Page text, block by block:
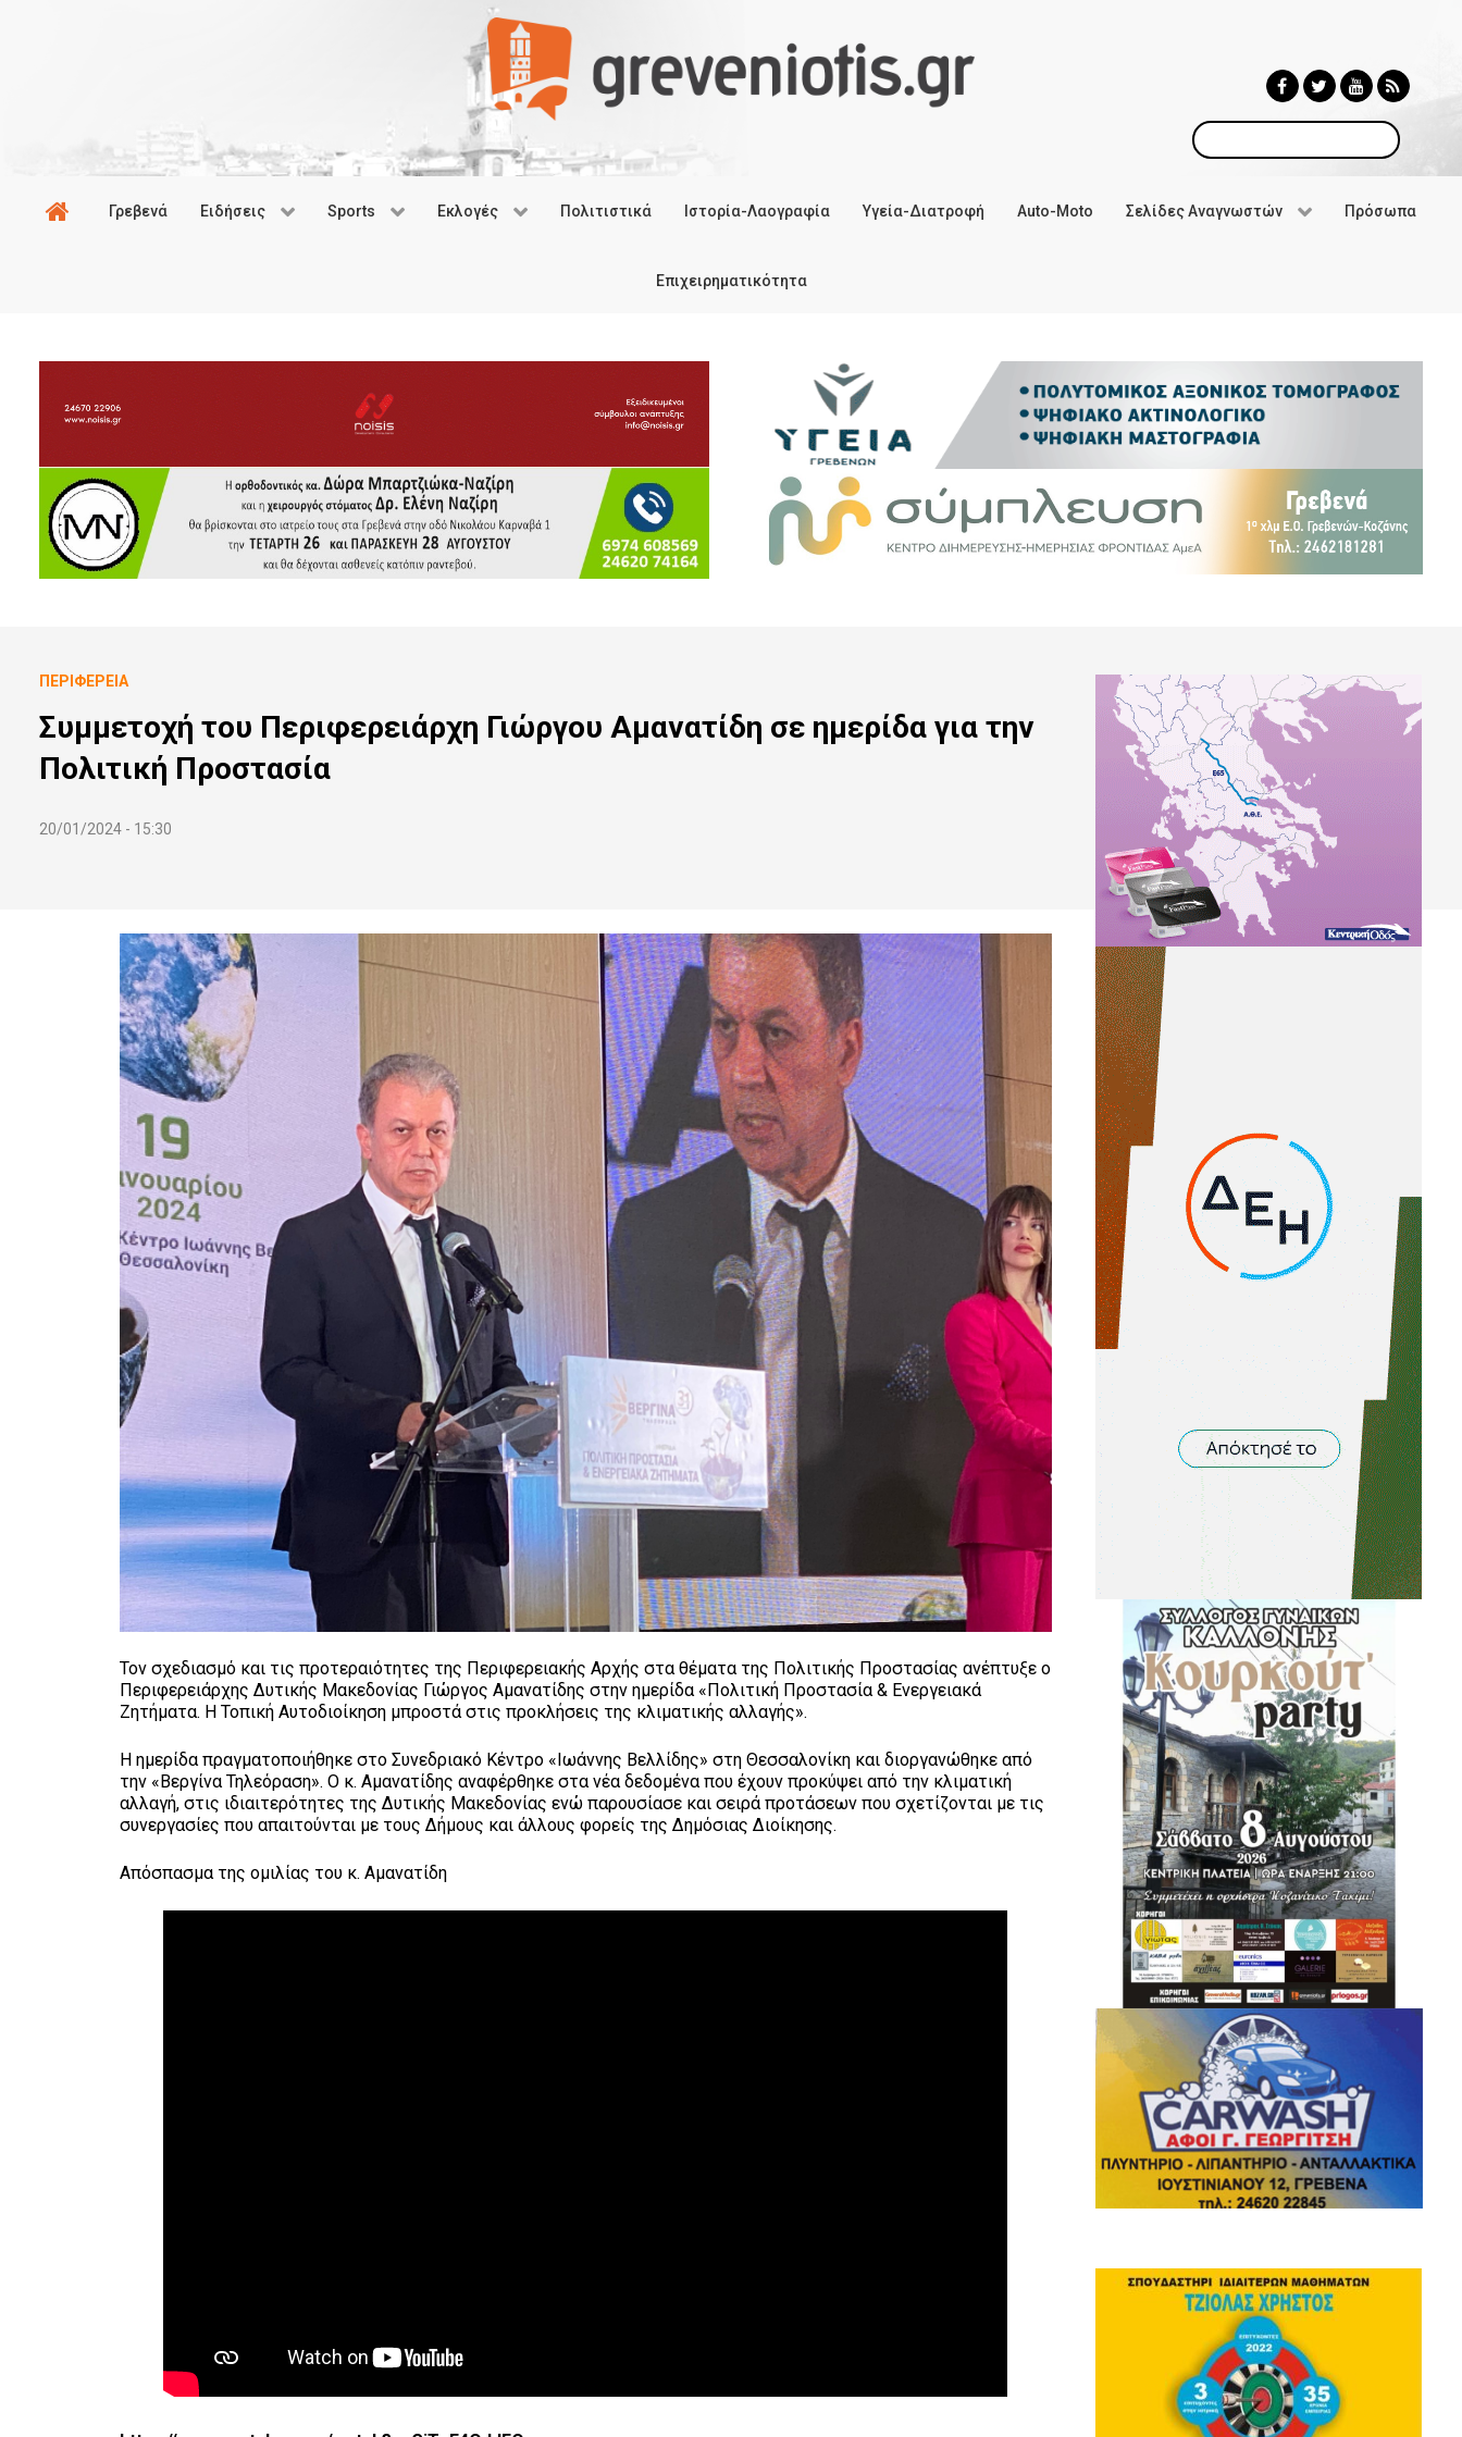
Αναζήτηση
Γρεβενά Ειδήσεις Sports Εκλογές Πολιτιστικά Ιστορία-Λαογραφία Υγεία-Διατροφή Auto-Moto Σελίδες Αναγνωστών Πρόσωπα
Επιχειρηματικότητα
ΠΕΡΙΦΈΡΕΙΑ
Συμμετοχή του Περιφερειάρχη Γιώργου Αμανατίδη σε ημερίδα για την
Πολιτική Προστασία
20/01/2024 - 15:30
Τον σχεδιασμό και τις προτεραιότητες της Περιφερειακής Αρχής στα θέματα της Πολιτικής Προστασίας ανέπτυξε ο
Περιφερειάρχης Δυτικής Μακεδονίας Γιώργος Αμανατίδης στην ημερίδα «Πολιτική Προστασία & Ενεργειακά
Ζητήματα. Η Τοπική Αυτοδιοίκηση μπροστά στις προκλήσεις της κλιματικής αλλαγής».
Η ημερίδα πραγματοποιήθηκε στο Συνεδριακό Κέντρο «Ιωάννης Βελλίδης» στη Θεσσαλονίκη και διοργανώθηκε από
την «Βεργίνα Τηλεόραση». Ο κ. Αμανατίδης αναφέρθηκε στα νέα δεδομένα που έχουν προκύψει από την κλιματική
αλλαγή, στις ιδιαιτερότητες της Δυτικής Μακεδονίας ενώ παρουσίασε και σειρά προτάσεων που σχετίζονται με τις
συνεργασίες που απαιτούνται με τους Δήμους και άλλους φορείς της Δημόσιας Διοίκησης.
Απόσπασμα της ομιλίας του κ. Αμανατίδη